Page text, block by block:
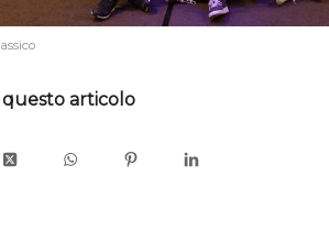
questo articolo